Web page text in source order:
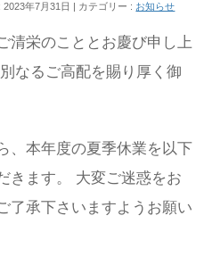
年7月31日 カテゴリー : お知らせ
清栄のこととお慶び申し上
なるご高配を賜り厚く御
、本年度の夏季休業を以下
きます。 大変ご迷惑をお
了承下さいますようお願い